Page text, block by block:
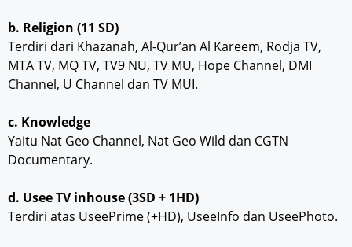
b. Religion (11 SD)
Terdiri dari Khazanah, Al-Qur’an Al Kareem, Rodja TV,
MTA TV, MQ TV, TV9 NU, TV MU, Hope Channel, DMI
Channel, U Channel dan TV MUI.
c. Knowledge
Yaitu Nat Geo Channel, Nat Geo Wild dan CGTN
Documentary.
d. Usee TV inhouse (3SD + 1HD)
Terdiri atas UseePrime (+HD), UseeInfo dan UseePhoto.